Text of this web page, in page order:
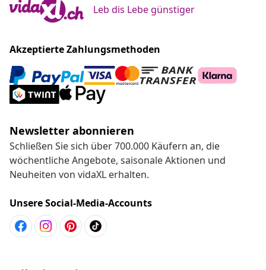
Leb dis Lebe günstiger
Akzeptierte Zahlungsmethoden
Newsletter abonnieren
Schließen Sie sich über 700.000 Käufern an, die
wöchentliche Angebote, saisonale Aktionen und
Neuheiten von vidaXL erhalten.
Unsere Social-Media-Accounts